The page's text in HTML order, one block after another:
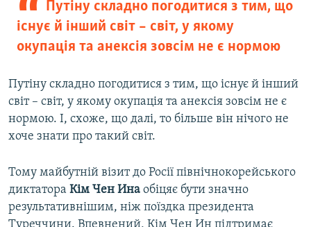
Путіну складно погодитися з тим, що
існує й інший світ – світ, у якому
окупація та анексія зовсім не є нормою
Путіну складно погодитися з тим, що існує й інший
світ – світ, у якому окупація та анексія зовсім не є
нормою. І, схоже, що далі, то більше він нічого не
хоче знати про такий світ.
Тому майбутній візит до Росії північнокорейського
диктатора Кім Чен Ина обіцяє бути значно
результативнішим, ніж поїздка президента